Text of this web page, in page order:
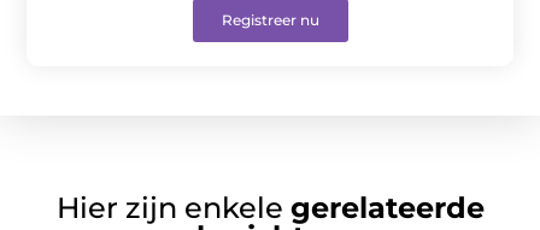
Registreer nu
Hier zijn enkele gerelateerde